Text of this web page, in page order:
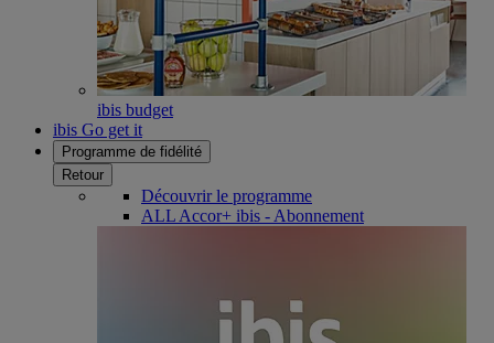
ibis budget
ibis Go get it
Programme de fidélité
Retour
Découvrir le programme
ALL Accor+ ibis - Abonnement